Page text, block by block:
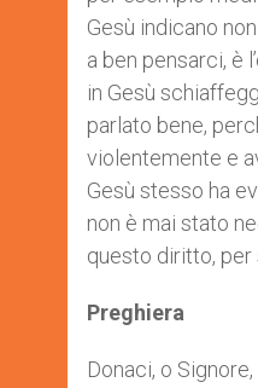
Gesù indicano
a ben pensarci, è
in Gesù
parlato bene,
violentemente e
Gesù stesso ha
non è mai stato
questo diritto, per
Preghiera
Donaci, o